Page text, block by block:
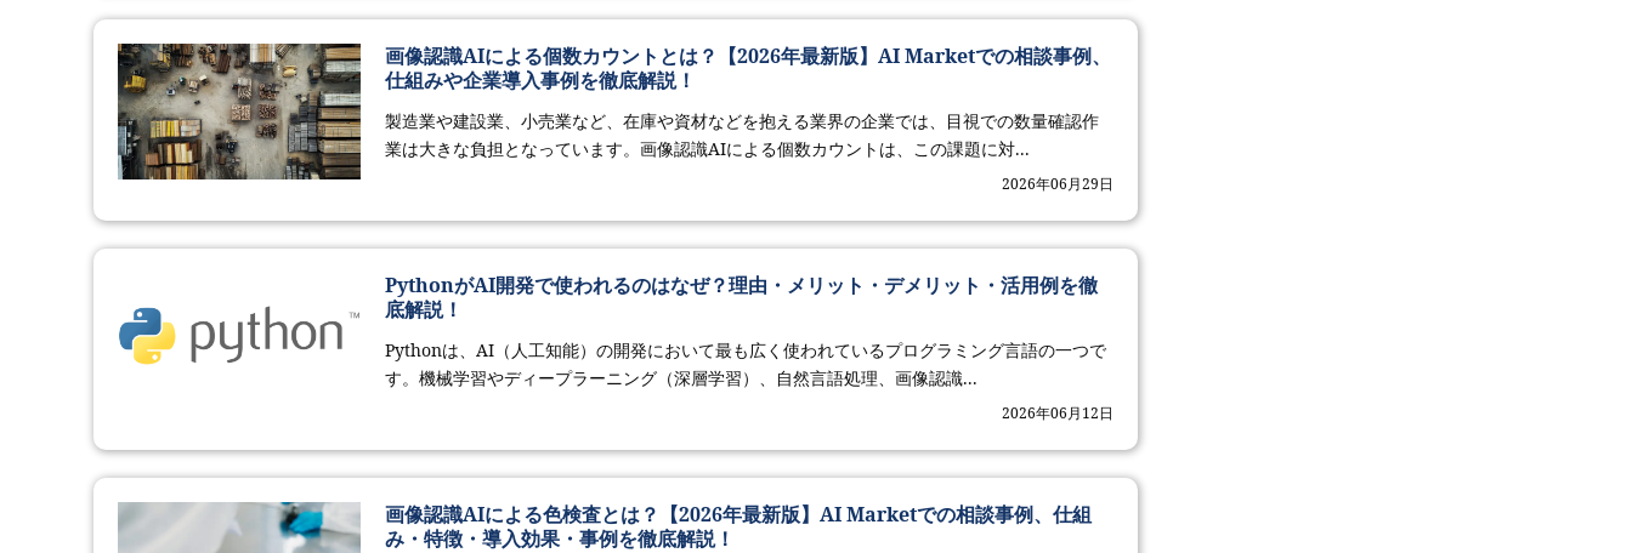
画像認識AIによる個数カウントとは？【2026年最新版】AI Marketでの相談事例、
仕組みや企業導入事例を徹底解説！
製造業や建設業、小売業など、在庫や資材などを抱える業界の企業では、目視での数量確認作
業は大きな負担となっています。画像認識AIによる個数カウントは、この課題に対...
2026年06月29日
PythonがAI開発で使われるのはなぜ？理由・メリット・デメリット・活用例を徹
底解説！
Pythonは、AI（人工知能）の開発において最も広く使われているプログラミング言語の一つで
す。機械学習やディープラーニング（深層学習）、自然言語処理、画像認識...
2026年06月12日
画像認識AIによる色検査とは？【2026年最新版】AI Marketでの相談事例、仕組
み・特徴・導入効果・事例を徹底解説！